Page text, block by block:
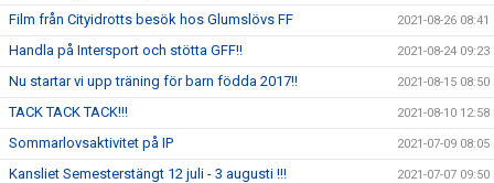
Film från Cityidrotts besök hos Glumslövs FF 2021-08-26 08:41
Handla på Intersport och stötta GFF!! 2021-08-24 09:23
Nu startar vi upp träning för barn födda 2017!! 2021-08-15 08:50
TACK TACK TACK!!! 2021-08-10 12:58
Sommarlovsaktivitet på IP 2021-07-09 08:05
Kansliet Semesterstängt 12 juli - 3 augusti !!! 2021-07-07 09:50